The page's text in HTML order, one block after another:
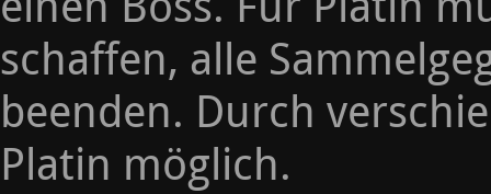
schaffen, alle
beenden. Durch
Platin möglich.